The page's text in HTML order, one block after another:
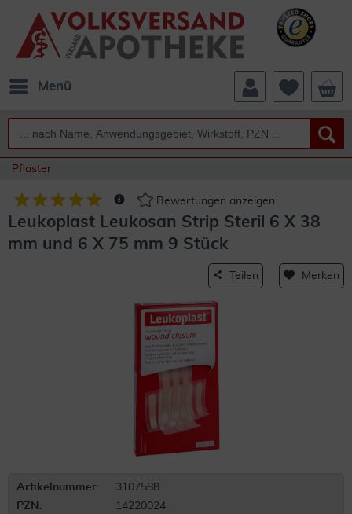
Menü
Pflaster
Bewertungen anzeigen
Leukoplast Leukosan Strip Steril 6 X 38
mm und 6 X 75 mm 9 Stück
Teilen Merken
Artikelnummer:
3107588
PZN:
14220024